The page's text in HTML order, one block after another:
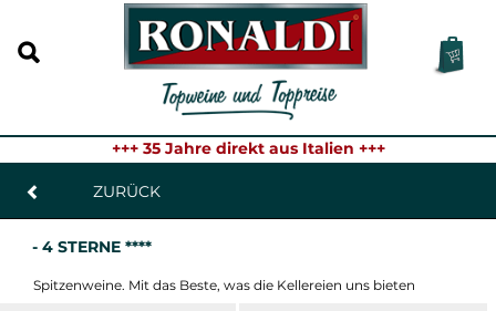
+++ 35 Jahre direkt aus Italien +++
ZURÜCK
- 4 STERNE ****
Spitzenweine. Mit das Beste, was die Kellereien uns bieten